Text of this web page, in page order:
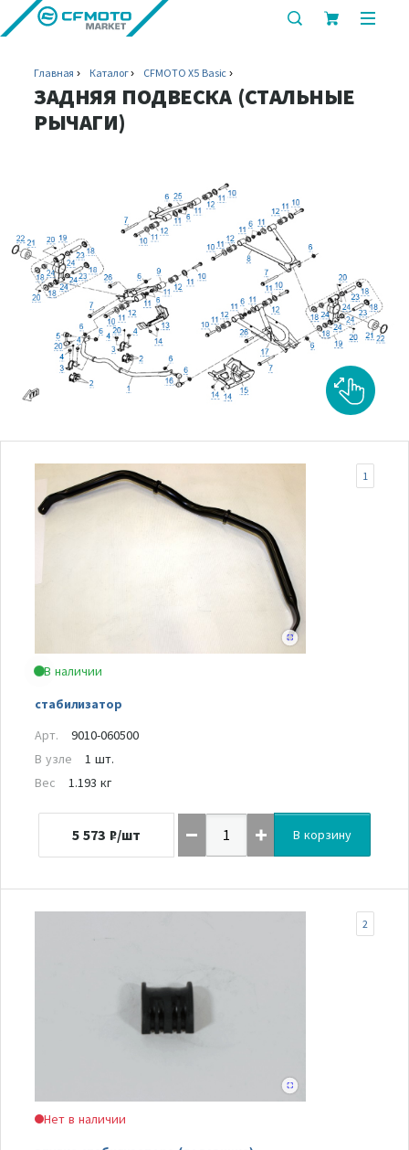
показать
поиска
Главная Каталог CFMOTO X5 Basic
ЗАДНЯЯ ПОДВЕСКА (СТАЛЬНЫЕ
РЫЧАГИ)
В наличии
стабилизатор
1
Арт.
9010-060500
В узле
1 шт.
Вес
1.193 кг
5 573 ₽/шт В корзину
Нет в наличии
2